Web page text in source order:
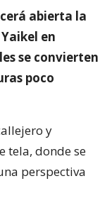
abierta la
en
se convierten
poco
y
tela, donde se
perspectiva